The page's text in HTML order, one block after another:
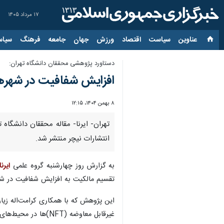
۱۷ مرداد ۱۴۰۵
عناوین‌ سیاست اقتصاد ورزش جهان جامعه فرهنگ
دستاورد پژوهشی محققان دانشگاه تهران:
افزایش شفافیت در
۸ بهمن ۱۴۰۴، ۱۲:۱۵